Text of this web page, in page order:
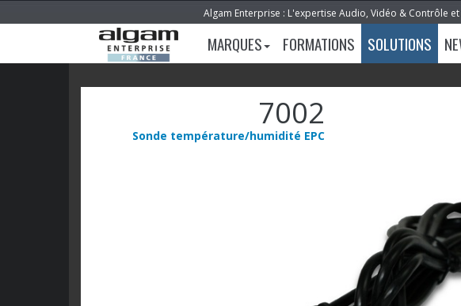
Algam Enterprise : L'expertise Audio, Vidéo & Contrôle
MARQUES FORMATIONS SOLUTIONS
7002
Sonde température/humidité EPC